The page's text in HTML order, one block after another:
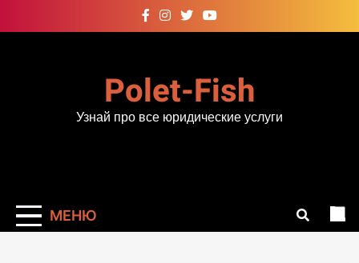
к
Polet-Fish
Узнай про все юридические услуги
МЕНЮ